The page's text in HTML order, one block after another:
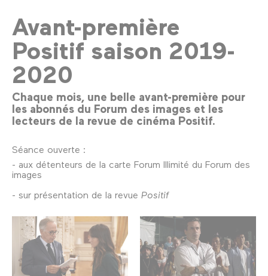
Avant-première
Positif saison 2019-
2020
Chaque mois, une belle avant-première pour
les abonnés du Forum des images et les
lecteurs de la revue de cinéma Positif.
Séance ouverte :
- aux détenteurs de la carte Forum Illimité du Forum des
images
- sur présentation de la revue Positif